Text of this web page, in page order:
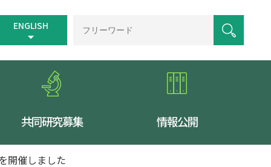
ENGLISH
共同研究募集 情報公開
開催しました